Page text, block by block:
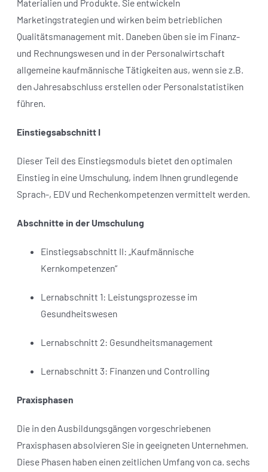
Materialien und Produkte. Sie entwickeln
Marketingstrategien und wirken beim betrieblichen
Qualitätsmanagement mit. Daneben üben sie im Finanz-
und Rechnungswesen und in der Personalwirtschaft
allgemeine kaufmännische Tätigkeiten aus, wenn sie z.B.
den Jahresabschluss erstellen oder Personalstatistiken
führen.
Einstiegsabschnitt I
Dieser Teil des Einstiegsmoduls bietet den optimalen
Einstieg in eine Umschulung, indem Ihnen grundlegende
Sprach-, EDV und Rechenkompetenzen vermittelt werden.
Abschnitte in der Umschulung
Einstiegsabschnitt II: „Kaufmännische
Kernkompetenzen“
Lernabschnitt 1: Leistungsprozesse im
Gesundheitswesen
Lernabschnitt 2: Gesundheitsmanagement
Lernabschnitt 3: Finanzen und Controlling
Praxisphasen
Die in den Ausbildungsgängen vorgeschriebenen
Praxisphasen absolvieren Sie in geeigneten Unternehmen.
Diese Phasen haben einen zeitlichen Umfang von ca. sechs